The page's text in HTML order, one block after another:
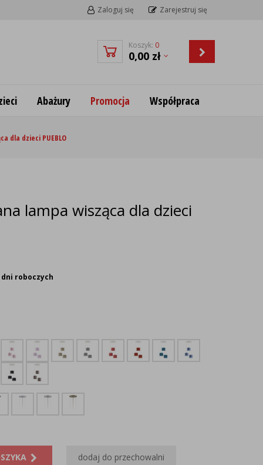
Zaloguj się Zarejestruj się
Koszyk: 0
0,00 zł
Abażury Promocja Współpraca
dla dzieci PUEBLO
lampa wisząca dla dzieci
roboczych
dodaj do przechowalni